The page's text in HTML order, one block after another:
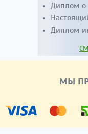
Диплом о
Диплом
МЫ